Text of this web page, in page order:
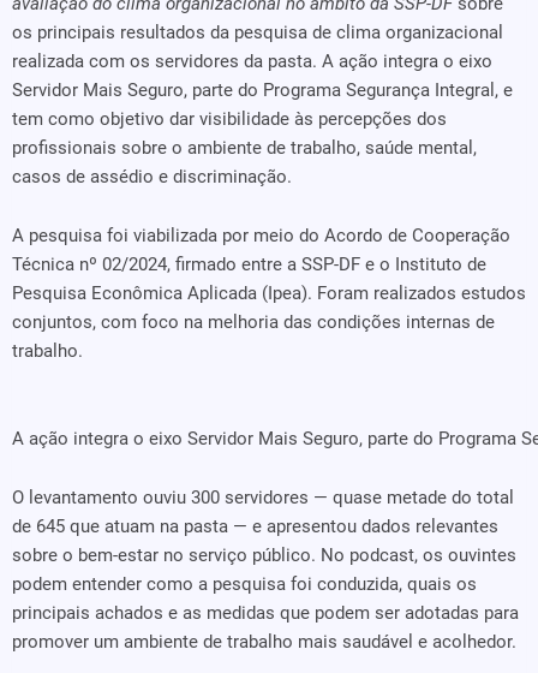
os principais resultados da pesquisa de clima organizacional
realizada com os servidores da pasta. A ação integra o eixo
Servidor Mais Seguro, parte do Programa Segurança Integral, e
tem como objetivo dar visibilidade às percepções dos
profissionais sobre o ambiente de trabalho, saúde mental,
casos de assédio e discriminação.
A pesquisa foi viabilizada por meio do Acordo de Cooperação
Técnica nº 02/2024, firmado entre a SSP-DF e o Instituto de
Pesquisa Econômica Aplicada (Ipea). Foram realizados estudos
conjuntos, com foco na melhoria das condições internas de
trabalho.
A ação integra o eixo Servidor Mais Seguro, parte do Programa
O levantamento ouviu 300 servidores — quase metade do total
de 645 que atuam na pasta — e apresentou dados relevantes
sobre o bem-estar no serviço público. No podcast, os ouvintes
podem entender como a pesquisa foi conduzida, quais os
principais achados e as medidas que podem ser adotadas para
promover um ambiente de trabalho mais saudável e acolhedor.